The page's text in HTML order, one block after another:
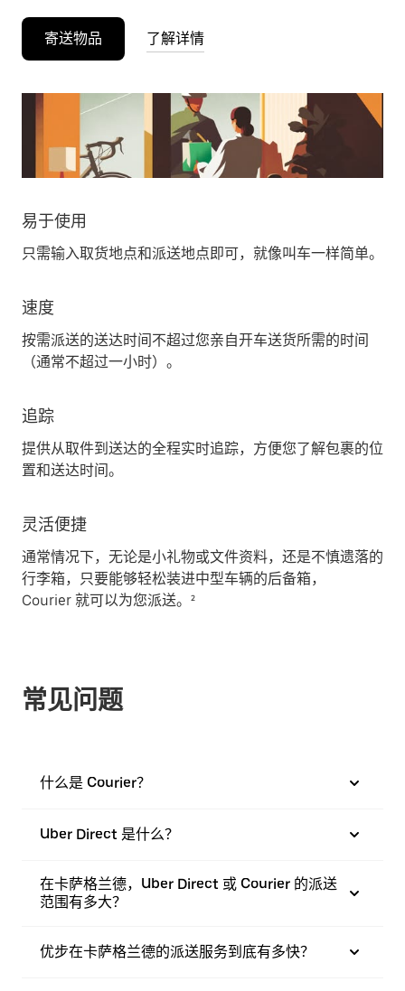
寄送物品 了解详情
易于使用
只需输入取货地点和派送地点即可，就像叫车一样简单。
速度
按需派送的送达时间不超过您亲自开车送货所需的时间
（通常不超过一小时）。
追踪
提供从取件到送达的全程实时追踪，方便您了解包裹的位
置和送达时间。
灵活便捷
通常情况下，无论是小礼物或文件资料，还是不慎遗落的
行李箱，只要能够轻松装进中型车辆的后备箱，
Courier 就可以为您派送。²
常见问题
什么是 Courier？
Uber Direct 是什么？
在卡萨格兰德，Uber Direct 或 Courier 的派送
范围有多大？
优步在卡萨格兰德的派送服务到底有多快？